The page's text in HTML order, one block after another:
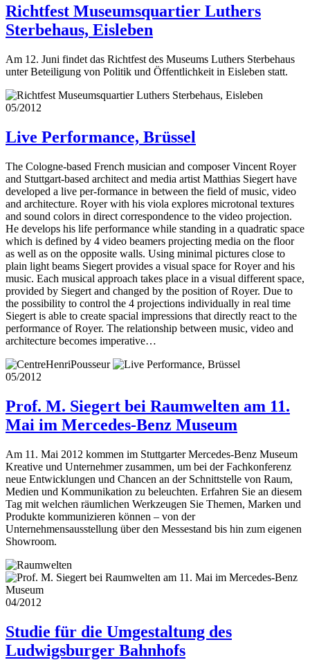
Richtfest Museumsquartier Luthers
Sterbehaus, Eisleben
Am 12. Juni findet das Richtfest des Museums Luthers Sterbehaus
unter Beteiligung von Politik und Öffentlichkeit in Eisleben statt.
05/2012
Live Performance, Brüssel
The Cologne-based French musician and composer Vincent Royer
and Stuttgart-based architect and media artist Matthias Siegert have
developed a live per-formance in between the field of music, video
and architecture. Royer with his viola explores microtonal textures
and sound colors in direct correspondence to the video projection.
He develops his life performance while standing in a quadratic space
which is defined by 4 video beamers projecting media on the floor
as well as on the opposite walls. Using minimal pictures close to
plain light beams Siegert provides a visual space for Royer and his
music. Each musical approach takes place in a visual different space,
provided by Siegert and changed by the position of Royer. Due to
the possibility to control the 4 projections individually in real time
Siegert is able to create spacial impressions that directly react to the
performance of Royer. The relationship between music, video and
architecture becomes imperative…
05/2012
Prof. M. Siegert bei Raumwelten am 11.
Mai im Mercedes-Benz Museum
Am 11. Mai 2012 kommen im Stuttgarter Mercedes-Benz Museum
Kreative und Unternehmer zusammen, um bei der Fachkonferenz
neue Entwicklungen und Chancen an der Schnittstelle von Raum,
Medien und Kommunikation zu beleuchten. Erfahren Sie an diesem
Tag mit welchen räumlichen Werkzeugen Sie Themen, Marken und
Produkte kommunizieren können – von der
Unternehmensausstellung über den Messestand bis hin zum eigenen
Showroom.
04/2012
Studie für die Umgestaltung des
Ludwigsburger Bahnhofs